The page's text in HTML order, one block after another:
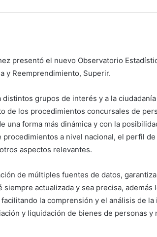
presentó el nuevo Observatorio
y Reemprendimiento, Superir.
grupos de interés y a la
de los procedimientos concursales de
una forma más dinámica y con la
procedimientos a nivel nacional, el perfil
aspectos relevantes.
de múltiples fuentes de datos,
actualizada y sea precisa, además
la comprensión y el análisis de
y liquidación de bienes de personas y